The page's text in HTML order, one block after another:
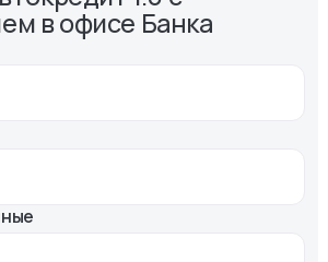
в офисе Банка